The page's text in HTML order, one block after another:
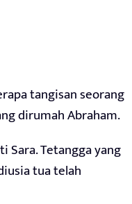
tangisan seorang
dirumah Abraham.
Sara. Tetangga yang
tua telah